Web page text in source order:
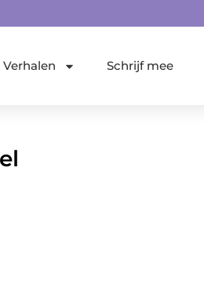
Schrijf mee